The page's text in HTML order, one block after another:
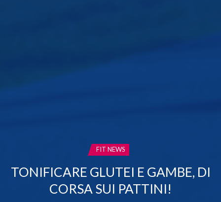
CATEGORIA:
FIT NEWS
TONIFICARE GLUTEI E GAMBE, DI
CORSA SUI PATTINI!